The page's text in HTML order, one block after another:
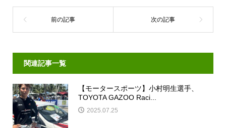
関連記事一覧
【モータースポーツ】小村明生選手、
TOYOTA GAZOO Raci...
2025.07.25